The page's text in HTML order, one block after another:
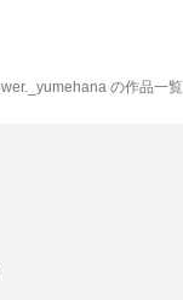
の作品一覧